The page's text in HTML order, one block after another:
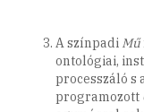
A színpadi Mű
ontológiai,
processzáló s
programozott